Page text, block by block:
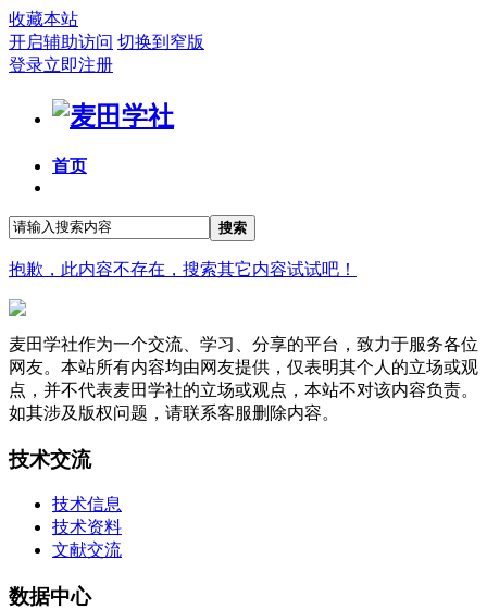
收藏本站
开启辅助访问 切换到窄版
登录立即注册
首页
搜索
抱歉，此内容不存在，搜索其它内容试试吧！
麦田学社作为一个交流、学习、分享的平台，致力于服务各位
网友。本站所有内容均由网友提供，仅表明其个人的立场或观
点，并不代表麦田学社的立场或观点，本站不对该内容负责。
如其涉及版权问题，请联系客服删除内容。
技术交流
技术信息
技术资料
文献交流
数据中心